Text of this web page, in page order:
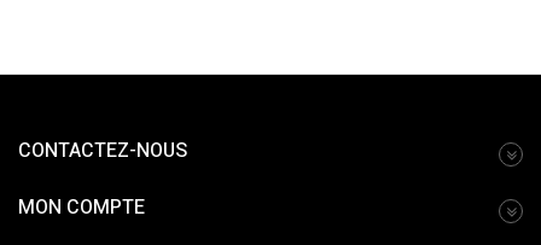
CONTACTEZ-NOUS
MON COMPTE